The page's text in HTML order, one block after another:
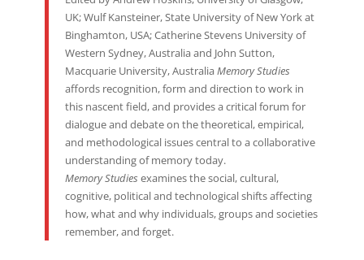
UK; Wulf Kansteiner, State University of New York at
Binghamton, USA; Catherine Stevens University of
Western Sydney, Australia and John Sutton,
Macquarie University, AustraliaMemory Studies
affords recognition, form and direction to work in
this nascent field, and provides a critical forum for
dialogue and debate on the theoretical, empirical,
and methodological issues central to a collaborative
understanding of memory today.
Memory Studies examines the social, cultural,
cognitive, political and technological shifts affecting
how, what and why individuals, groups and societies
remember, and forget.